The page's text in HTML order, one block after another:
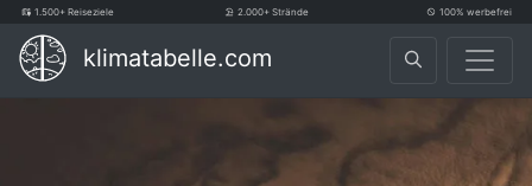
1.500+ Reiseziele 2.000+ Strände 100% werbefrei
klimatabelle.com